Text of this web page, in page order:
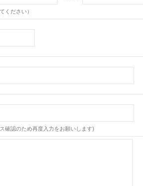
ください）
確認のため再度入力をお願いします)